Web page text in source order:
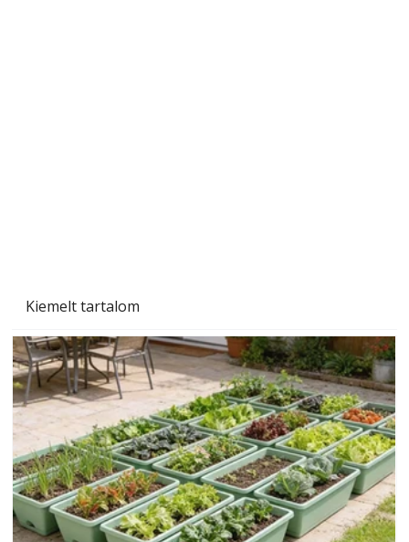
Kiemelt tartalom